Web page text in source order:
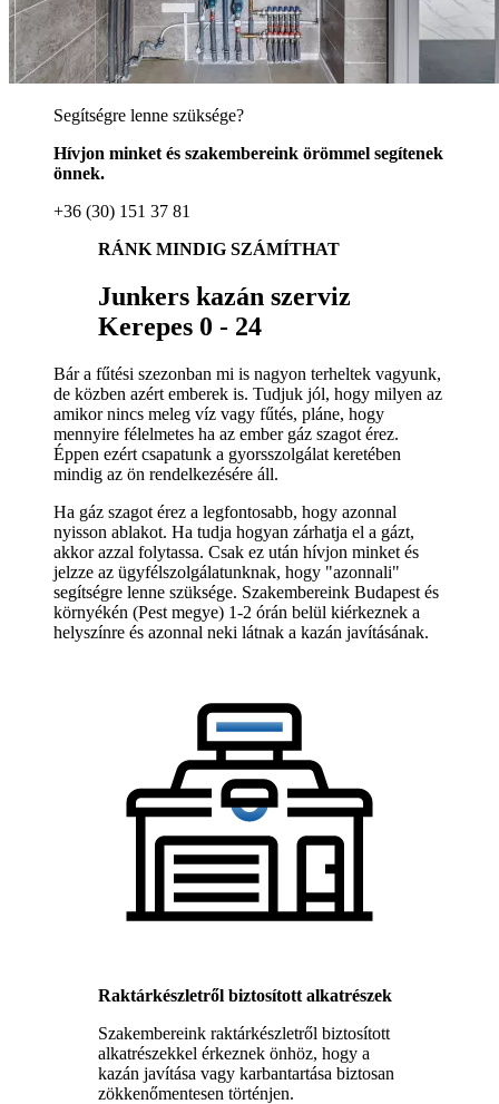
Segítségre lenne szüksége?
Hívjon minket és szakembereink örömmel segítenek
önnek.
+36 (30) 151 37 81
RÁNK MINDIG SZÁMÍTHAT
Junkers kazán szerviz
Kerepes 0 - 24
Bár a fűtési szezonban mi is nagyon terheltek vagyunk,
de közben azért emberek is. Tudjuk jól, hogy milyen az
amikor nincs meleg víz vagy fűtés, pláne, hogy
mennyire félelmetes ha az ember gáz szagot érez.
Éppen ezért csapatunk a gyorsszolgálat keretében
mindig az ön rendelkezésére áll.
Ha gáz szagot érez a legfontosabb, hogy azonnal
nyisson ablakot. Ha tudja hogyan zárhatja el a gázt,
akkor azzal folytassa. Csak ez után hívjon minket és
jelzze az ügyfélszolgálatunknak, hogy "azonnali"
segítségre lenne szüksége. Szakembereink Budapest és
környékén (Pest megye) 1-2 órán belül kiérkeznek a
helyszínre és azonnal neki látnak a kazán javításának.
Raktárkészletről biztosított alkatrészek
Szakembereink raktárkészletről biztosított
alkatrészekkel érkeznek önhöz, hogy a
kazán javítása vagy karbantartása biztosan
zökkenőmentesen történjen.